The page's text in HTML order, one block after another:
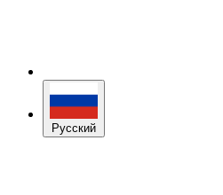
Русский